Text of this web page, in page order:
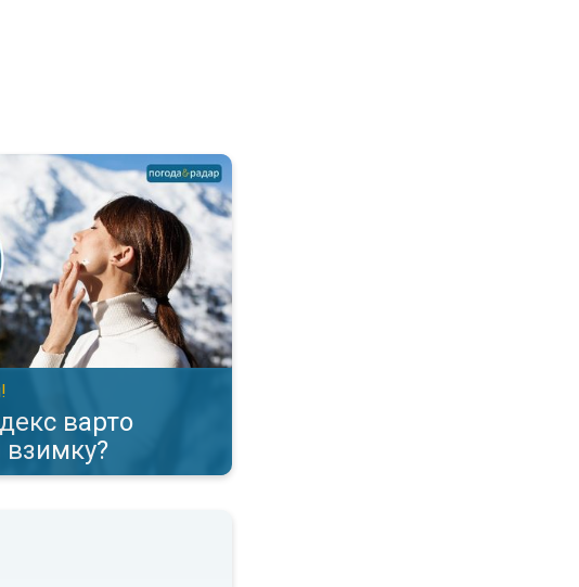
перевіряти взимку?. Корисна функція!. . .
варто
взимку?